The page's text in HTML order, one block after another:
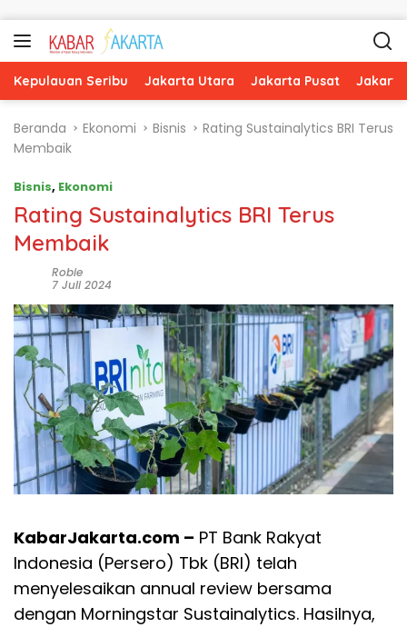
Kepulauan Seribu Jakarta Utara Jakarta Pusat
Beranda Ekonomi Bisnis
Rating Sustainalytics BRI Terus
Membaik
Bisnis, Ekonomi
Rating Sustainalytics BRI Terus
Membaik
Robie
7 Juli 2024
KabarJakarta.com – PT Bank Rakyat
Indonesia (Persero) Tbk (BRI) telah
menyelesaikan annual review bersama
dengan Morningstar Sustainalytics. Hasilnya,